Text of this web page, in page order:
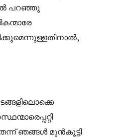
പറഞ്ഞു
ഞങ്ങൾ മുൻകൂട്ടി